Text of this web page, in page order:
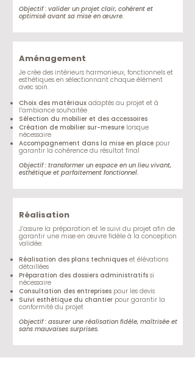
Objectif : valider un projet clair, cohérent et
optimisé avant sa mise en œuvre.
Aménagement
Je crée des intérieurs harmonieux, fonctionnels et
esthétiques en sélectionnant chaque élément
avec soin.
Choix des matériauxadaptés au projet et à
l’ambiance souhaitée
Sélection du mobilier et des accessoires
Création de mobilier sur-mesurelorsque
nécessaire
Accompagnement dans la mise en placepour
garantir la cohérence du résultat final
Objectif : transformer un espace en un lieu vivant,
esthétique et parfaitement fonctionnel.
Réalisation
J’assure la préparation et le suivi du projet afin de
garantir une mise en œuvre fidèle à la conception
validée.
Réalisation des plans techniqueset élévations
détaillées
Préparation des dossiers administratifssi
nécessaire
Consultation des entreprisespour les devis
Suivi esthétique du chantierpour garantir la
conformité du projet
Objectif : assurer une réalisation fidèle, maîtrisée et
sans mauvaises surprises.